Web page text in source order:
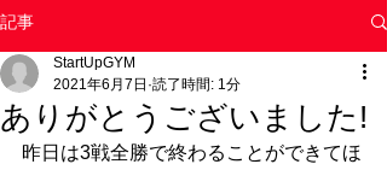
記事
ありがとうございました!
StartUpGYM
2021年6月7日 読了時間: 1分
昨日は3戦全勝で終わることができてほ